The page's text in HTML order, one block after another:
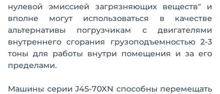
нулевой эмиссией загрязняющих веществ" и
вполне могут использоваться в качестве
альтернативы погрузчикам с двигателями
внутреннего сгорания грузоподъемностью 2-3
тоны для работы внутри помещения и за его
пределами.
Машины серии J45-70XN способны перемещать